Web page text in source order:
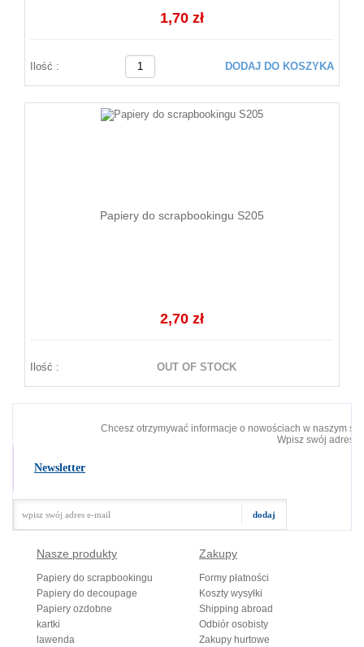
1,70 zł
Ilość : DODAJ DO KOSZYKA
Papiery do scrapbookingu S205
2,70 zł
Ilość : OUT OF STOCK
Chcesz otrzymywać informacje o nowościach w naszym
Wpisz swój adres
Newsletter
Nasze produkty
Papiery do scrapbookingu
Papiery do decoupage
Papiery ozdobne
kartki
lawenda
Zakupy
Formy płatności
Koszty wysyłki
Shipping abroad
Odbiór osobisty
Zakupy hurtowe